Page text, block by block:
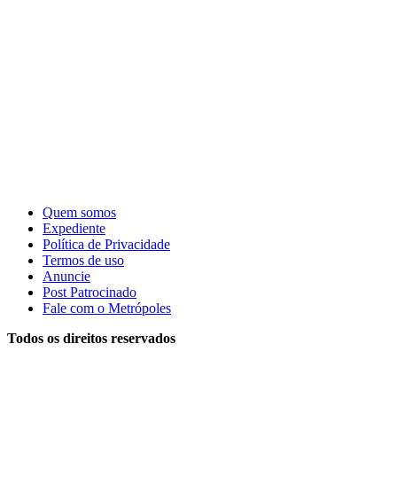
Quem somos
Expediente
Política de Privacidade
Termos de uso
Anuncie
Post Patrocinado
Fale com o Metrópoles
Todos os direitos reservados